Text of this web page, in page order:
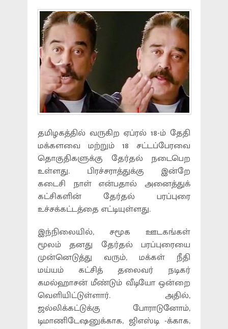
தமிழகத்தில் வருகிற ஏப்ரல் 18-ம் தேதி
மக்களவை மற்றும் 18 சட்டப்பேரவை
தொகுதிகளுக்கு தேர்தல் நடைபெற
உள்ளது. பிரச்சராத்துக்கு இன்றே
கடைசி நாள் என்பதால் அனைத்துக்
கட்சிகளின் தேர்தல் பரப்புரை
உச்சக்கட்டத்தை எட்டியுள்ளது.
இந்நிலையில், சமூக ஊடகங்கள்
மூலம் தனது தேர்தல் பரப்புரையை
முன்னெடுத்து வரும், மக்கள் நீதி
மய்யம் கட்சித் தலைவர் நடிகர்
கமல்ஹாசன் மீண்டும் வீடியோ ஒன்றை
வெளியிட்டுள்ளார். அதில்,
ஜல்லிக்கட்டுக்கு போராடுனோம்,
டிமாணிடேஷனுக்காக, ஜிஎஸ்டி -க்காக,